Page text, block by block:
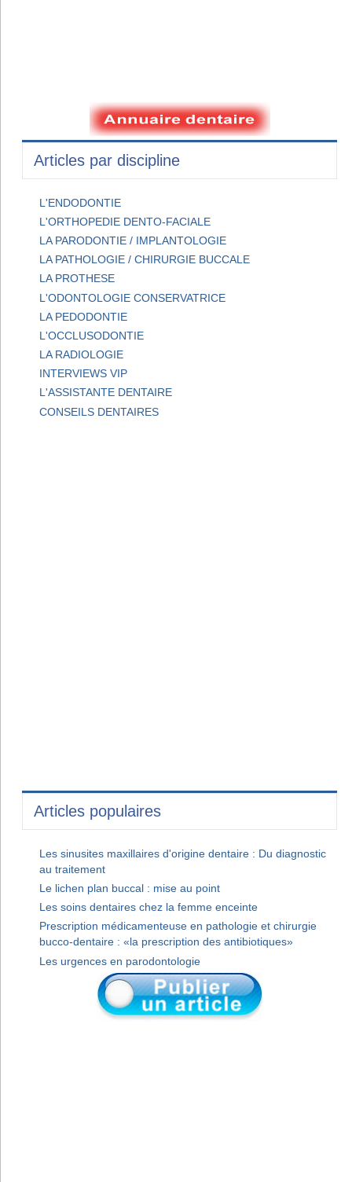
Articles par discipline
L'ENDODONTIE
L'ORTHOPEDIE DENTO-FACIALE
LA PARODONTIE / IMPLANTOLOGIE
LA PATHOLOGIE / CHIRURGIE BUCCALE
LA PROTHESE
L'ODONTOLOGIE CONSERVATRICE
LA PEDODONTIE
L'OCCLUSODONTIE
LA RADIOLOGIE
INTERVIEWS VIP
L'ASSISTANTE DENTAIRE
CONSEILS DENTAIRES
Articles populaires
Les sinusites maxillaires d'origine dentaire : Du diagnostic
au traitement
Le lichen plan buccal : mise au point
Les soins dentaires chez la femme enceinte
Prescription médicamenteuse en pathologie et chirurgie
bucco-dentaire : «la prescription des antibiotiques»
Les urgences en parodontologie